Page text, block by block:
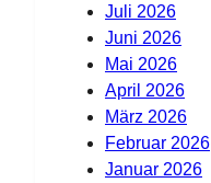
Juli 2026
Juni 2026
Mai 2026
April 2026
März 2026
Februar 2026
Januar 2026